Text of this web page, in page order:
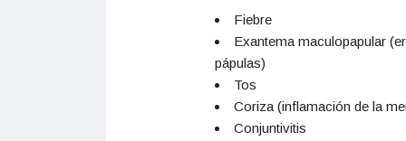
Fiebre
Exantema maculopapular
pápulas)
Tos
Coriza (inflamación de la
Conjuntivitis